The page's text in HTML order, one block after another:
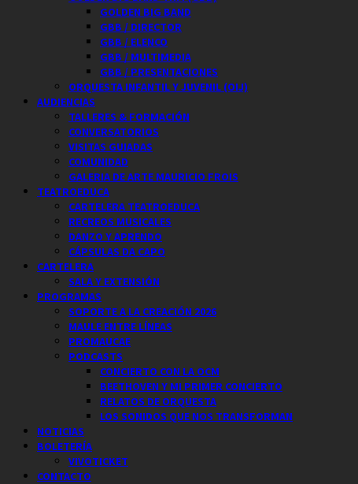
GOLDEN BIG BAND
GBB / DIRECTOR
GBB / ELENCO
GBB / MULTIMEDIA
GBB / PRESENTACIONES
ORQUESTA INFANTIL Y JUVENIL (OIJ)
AUDIENCIAS
TALLERES & FORMACIÓN
CONVERSATORIOS
VISITAS GUIADAS
COMUNIDAD
GALERIA DE ARTE MAURICIO FROIS
TEATROEDUCA
CARTELERA TEATROEDUCA
RECREOS MUSICALES
DANZO Y APRENDO
CÁPSULAS DA CAPO
CARTELERA
SALA Y EXTENSIÓN
PROGRAMAS
SOPORTE A LA CREACIÓN 2026
MAULE ENTRE LÍNEAS
PROMAUCAE
PODCASTS
CONCIERTO CON LA OCM
BEETHOVEN Y MI PRIMER CONCIERTO
RELATOS DE ORQUESTA
LOS SONIDOS QUE NOS TRANSFORMAN
NOTICIAS
BOLETERÍA
VIVOTICKET
CONTACTO